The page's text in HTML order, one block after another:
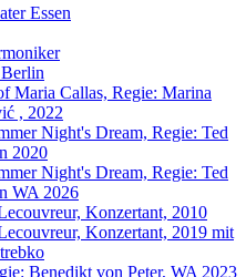
Essen
Maria Callas, Regie: Marina
, 2022
Night's Dream, Regie: Ted
2020
Night's Dream, Regie: Ted
WA 2026
Konzertant, 2010
Konzertant, 2019 mit
Benedikt von Peter, WA 2023